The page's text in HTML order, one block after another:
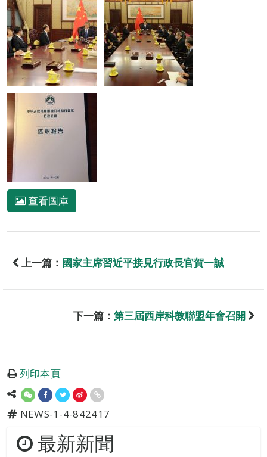
查看圖庫
上一篇： 國家主席習近平接見行政長官賀一誠
下一篇： 第三屆西岸科教聯盟年會召開
列印本頁
NEWS-1-4-842417
最新新聞